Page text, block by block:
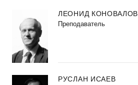
ЛЕОНИД КОНОВАЛОВ
Преподаватель
РУСЛАН ИСАЕВ